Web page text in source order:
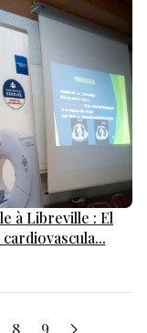
à Libreville : El
8 9